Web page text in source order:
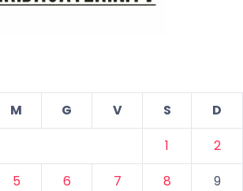
M G V S
D
1
2
5 6 7 8
9